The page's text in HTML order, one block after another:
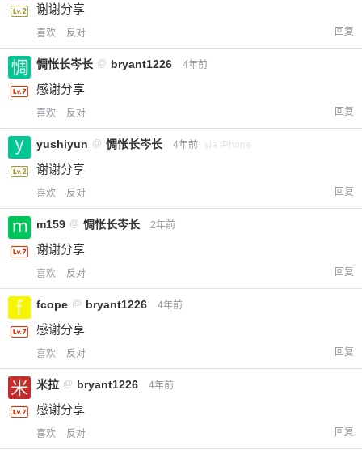
谢谢分享
喜欢 反对 回复
惆怅长岑长 @ bryant1226 4年前
感谢分享
喜欢 反对 回复
yushiyun @ 惆怅长岑长 4年前 via iPhone
谢谢分享
喜欢 反对 回复
m159 @ 惆怅长岑长 2年前
谢谢分享
喜欢 反对 回复
fcope @ bryant1226 4年前
感谢分享
喜欢 反对 回复
米拉 @ bryant1226 4年前
感谢分享
喜欢 反对 回复